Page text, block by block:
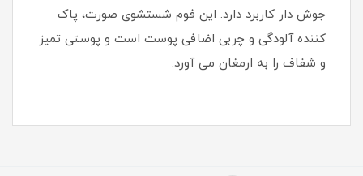
جوش دار کاربرد دارد. این فوم شستشوی صورت، پاک
کننده آلودگی و چربی اضافی پوست است و پوستی تمیز
و شفاف را به ارمغان می آورد.